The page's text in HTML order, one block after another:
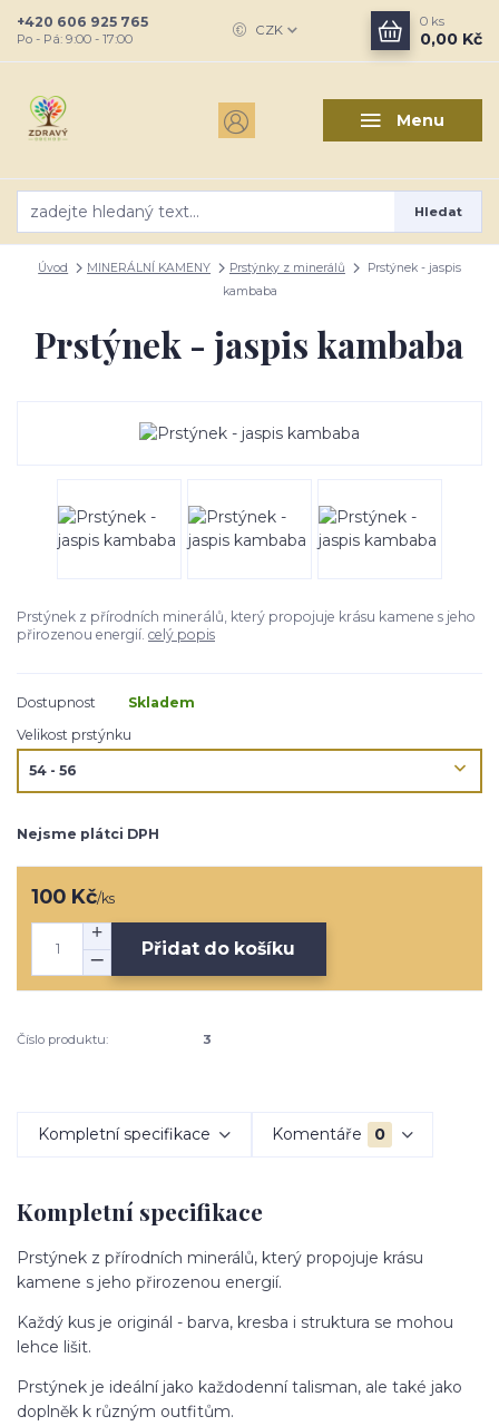
Menu
CZK
Hledat
+420 606 925 765
Po - Pá: 9:00 - 17:00
0 ks
0,00 Kč
Úvod MINERÁLNÍ KAMENY Prstýnky z minerálů
Prstýnek - jaspis
kambaba
Prstýnek - jaspis kambaba
Prstýnek z přírodních minerálů, který propojuje krásu kamene s jeho
přirozenou energií. celý popis
Dostupnost
Skladem
Velikost prstýnku
Nejsme plátci DPH
100 Kč/ks
Přidat do košíku
Číslo produktu: 3
Kompletní specifikace Komentáře 0
Kompletní specifikace
Prstýnek z přírodních minerálů, který propojuje krásu
kamene s jeho přirozenou energií.
Každý kus je originál - barva, kresba i struktura se mohou
lehce lišit.
Prstýnek je ideální jako každodenní talisman, ale také jako
doplněk k různým outfitům.